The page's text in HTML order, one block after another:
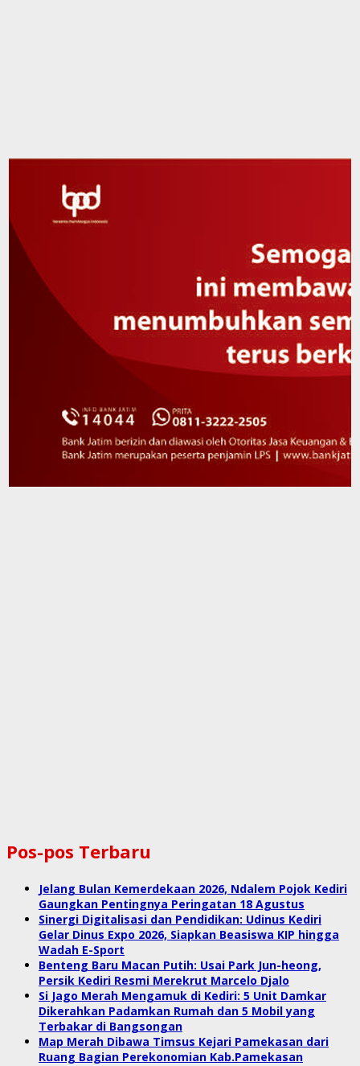
Pos-pos Terbaru
Jelang Bulan Kemerdekaan 2026, Ndalem Pojok Kediri
Gaungkan Pentingnya Peringatan 18 Agustus
Sinergi Digitalisasi dan Pendidikan: Udinus Kediri
Gelar Dinus Expo 2026, Siapkan Beasiswa KIP hingga
Wadah E-Sport
Benteng Baru Macan Putih: Usai Park Jun-heong,
Persik Kediri Resmi Merekrut Marcelo Djalo
Si Jago Merah Mengamuk di Kediri: 5 Unit Damkar
Dikerahkan Padamkan Rumah dan 5 Mobil yang
Terbakar di Bangsongan
Map Merah Dibawa Timsus Kejari Pamekasan dari
Ruang Bagian Perekonomian Kab.Pamekasan